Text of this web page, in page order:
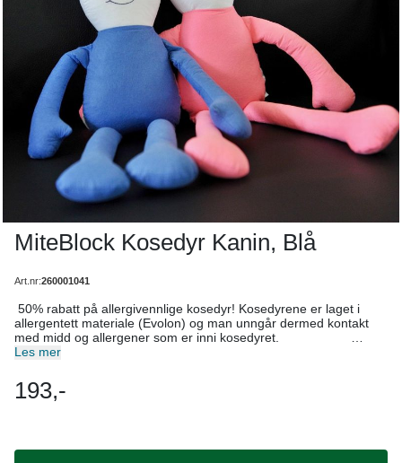
MiteBlock Kosedyr Kanin, Blå
Art.nr:260001041
50% rabatt på allergivennlige kosedyr! Kosedyrene er laget i
allergentett materiale (Evolon) og man unngår dermed kontakt
med midd og allergener som er inni kosedyret.
Kosedyrene kommer som elefant, kanin og som lam kosklut.
Les mer
193,-